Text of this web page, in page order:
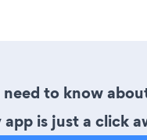
to know
app is just a click